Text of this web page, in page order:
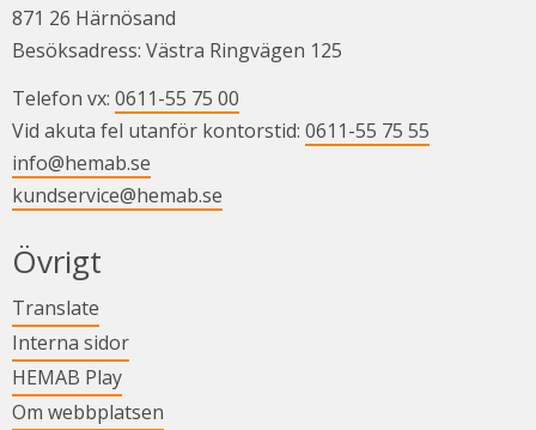
871 26 Härnösand
Besöksadress: Västra Ringvägen 125
Telefon vx: 0611-55 75 00
Vid akuta fel utanför kontorstid: 0611-55 75 55
info@hemab.se
kundservice@hemab.se
Övrigt
Translate
Interna sidorLänk till annan webbplats.
HEMAB PlayLänk till annan webbplats.
Om webbplatsen